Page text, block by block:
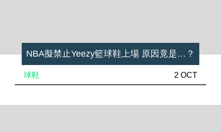
NBA擬禁止Yeezy籃球鞋上場 原因竟是…？
球鞋 2 OCT